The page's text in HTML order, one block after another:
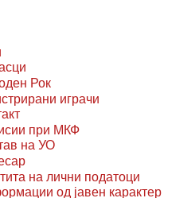
Рок
играчи
при МКФ
на УО
на лични податоци
од јавен карактер